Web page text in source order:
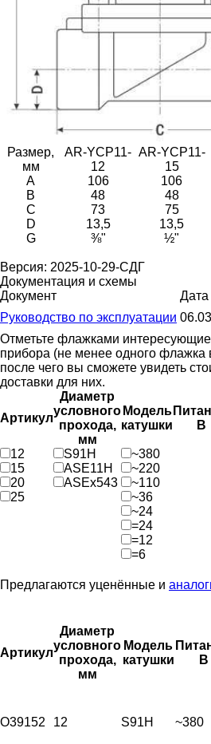
Размер,
мм
AR-YCP11-
12
AR-YCP11-
15
A
106 106
B
48 48
C
73 75
D
13,5 13,5
G
⅜" ½"
Версия: 2025-10-29-СДГ
Документация и схемы
Документ
Дата
Руководство по эксплуатации
Отметьте флажками
прибора (не менее одного флажка
после чего вы сможете увидеть
доставки для них.
Артикул
Диаметр
условного
прохода,
мм
Модель
катушки
В
12
15
20
25
S91H
ASE11H
ASEx543
~380
~220
~110
~36
~24
=24
=12
=6
Предлагаются уценённые и
Артикул
Диаметр
условного
прохода,
мм
Модель
катушки
В
O39152 12 S91H ~380